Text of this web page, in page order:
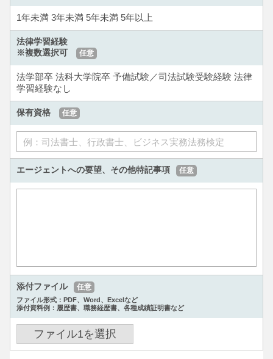
1年未満 3年未満 5年未満 5年以上
法律学習経験
※複数選択可
任意
法学部卒 法科大学院卒 予備試験／司法試験受験経験 法律
学習経験なし
保有資格 任意
エージェントへの要望、 その他特記事項 任意
添付ファイル 任意
ファイル形式：PDF、Word、Excelなど
添付資料例：履歴書、職務経歴書、各種成績証明書など
ファイル1を選択